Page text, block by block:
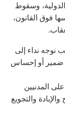
وسقوط
فوق القانون،
نوجه نداء إلى
ضمير أو إحساس
المدنيين
والتجويع